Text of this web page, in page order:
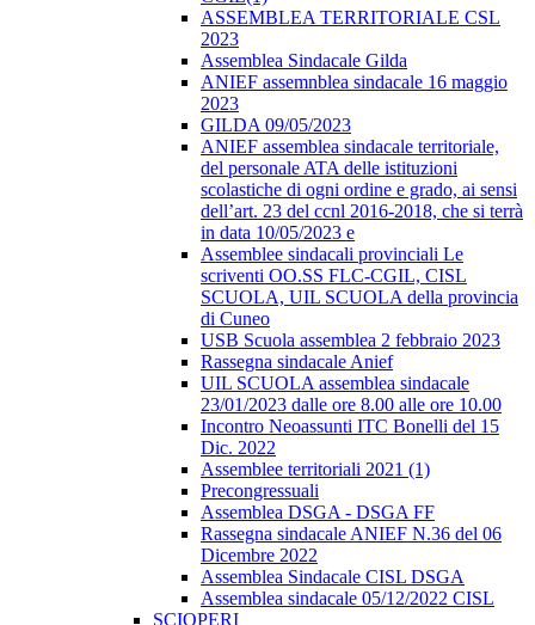
ASSEMBLEA TERRITORIALE CSL
2023
Assemblea Sindacale Gilda
ANIEF assemnblea sindacale 16 maggio
2023
GILDA 09/05/2023
ANIEF assemblea sindacale territoriale,
del personale ATA delle istituzioni
scolastiche di ogni ordine e grado, ai sensi
dell’art. 23 del ccnl 2016-2018, che si terrà
in data 10/05/2023 e
Assemblee sindacali provinciali Le
scriventi OO.SS FLC-CGIL, CISL
SCUOLA, UIL SCUOLA della provincia
di Cuneo
USB Scuola assemblea 2 febbraio 2023
Rassegna sindacale Anief
UIL SCUOLA assemblea sindacale
23/01/2023 dalle ore 8.00 alle ore 10.00
Incontro Neoassunti ITC Bonelli del 15
Dic. 2022
Assemblee territoriali 2021 (1)
Precongressuali
Assemblea DSGA - DSGA FF
Rassegna sindacale ANIEF N.36 del 06
Dicembre 2022
Assemblea Sindacale CISL DSGA
Assemblea sindacale 05/12/2022 CISL
SCIOPERI